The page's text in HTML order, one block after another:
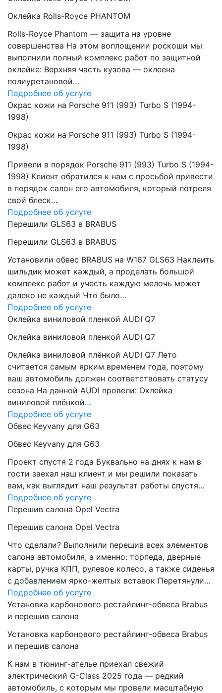
Оклейка Rolls-Royce PHANTOM
Rolls-Royce Phantom — защита на уровне
совершенства На этом воплощении роскоши мы
выполнили полный комплекс работ по защитной
оклейке: Верхняя часть кузова — оклеена
полиуретановой…
Подробнее об услуге
Окрас кожи на Porsche 911 (993) Turbo S (1994-
1998)
Окрас кожи на Porsche 911 (993) Turbo S (1994-
1998)
Привели в порядок Porsche 911 (993) Turbo S (1994-
1998) Клиент обратился к нам с просьбой привести
в порядок салон его автомобиля, который потреля
свой блеск…
Подробнее об услуге
Перешили GLS63 в BRABUS
Перешили GLS63 в BRABUS
Установили обвес BRABUS на W167 GLS63 Наклеить
шильдик может каждый, а проделать большой
комплекс работ и учесть каждую мелочь может
далеко не каждый Что было…
Подробнее об услуге
Оклейка виниловой пленкой AUDI Q7
Оклейка виниловой пленкой AUDI Q7
Оклейка виниловой плёнкой AUDI Q7 Лето
считается самым ярким временем года, поэтому
ваш автомобиль должен соответствовать статусу
сезона На данной AUDI провели: Оклейка
виниловой плёнкой…
Подробнее об услуге
Обвес Keyvany для G63
Обвес Keyvany для G63
Проект спустя 2 года Буквально на днях к нам в
гости заехал наш клиент и мы решили показать
вам, как выглядит наш результат работы спустя…
Подробнее об услуге
Перешив салона Opel Vectra
Перешив салона Opel Vectra
Что сделали? Выполнили перешив всех элементов
салона автомобиля, а именно: торпеда, дверные
карты, ручка КПП, рулевое колесо, а также сиденья
с добавлением ярко-желтых вставок Перетянули…
Подробнее об услуге
Установка карбонового рестайлинг-обвеса Brabus
и перешив салона
Установка карбонового рестайлинг-обвеса Brabus
и перешив салона
К нам в тюнинг-ателье приехал свежий
электрический G-Class 2025 года — редкий
автомобиль, с которым мы провели масштабную